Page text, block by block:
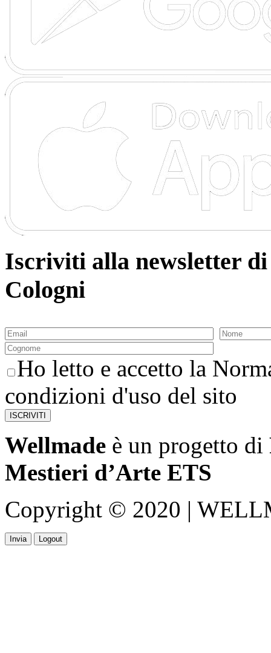
Iscriviti alla newsletter di
Cologni
Ho letto e accetto la
condizioni d'uso del sito
Wellmade è un progetto di
Mestieri d’Arte ETS
Copyright © 2020 |
Invia Logout